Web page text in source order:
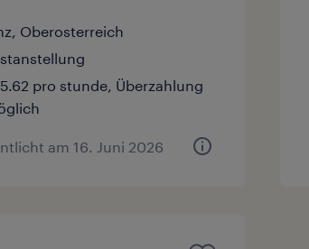
Oberosterreich
pro stunde, Überzahlung
am 16. Juni 2026